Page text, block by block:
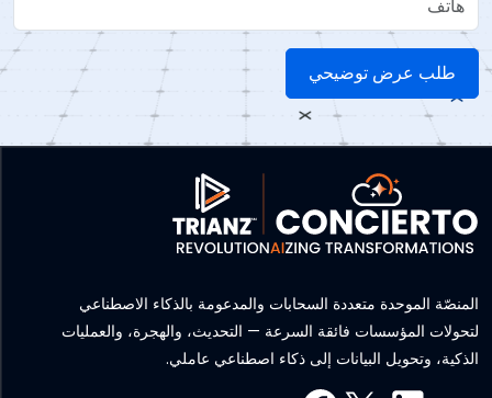
المنصّة الموحدة متعددة السحابات والمدعومة بالذكاء الاصطناعي
لتحولات المؤسسات فائقة السرعة — التحديث، والهجرة، والعمليات
الذكية، وتحويل البيانات إلى ذكاء اصطناعي عاملي.